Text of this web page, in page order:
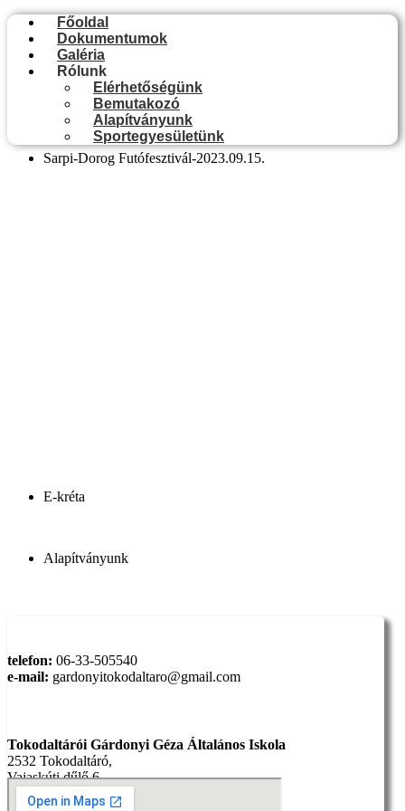
Főoldal
Dokumentumok
Galéria
Rólunk
Elérhetőségünk
Bemutakozó
Alapítványunk
Sportegyesületünk
Sarpi-Dorog Futófesztivál-2023.09.15.
E-kréta
Alapítványunk
telefon: 06-33-505540
e-mail: gardonyitokodaltaro@gmail.com
Tokodaltárói Gárdonyi Géza Általános Iskola
2532 Tokodaltáró,
Vajaskúti dűlő 6.